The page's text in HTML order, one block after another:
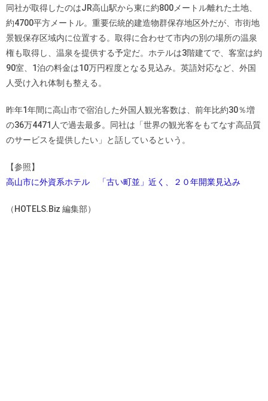
同社が取得したのはJR高山駅から東に約800メートル離れた土地、
約4700平方メートル。重要伝統的建造物群保存地区外だが、市街地
景観保存区域内に位置する。取得に合わせて市内の別の場所の温泉
権も取得し、温泉を提供する予定だ。ホテルは3階建てで、客室は約
90室、1泊の料金は10万円程度となる見込み。英語対応など、外国
人受け入れ体制も整える。
昨年1年間に高山市で宿泊した外国人観光客数は、前年比約30％増
の36万4471人で過去最多。同社は「世界の観光客をもてなす高品質
のサービスを提供したい」と話しているという。
【参照】
高山市に外資系ホテル 「古い町並」近く、２０年開業見込み
（HOTELS.Biz 編集部）